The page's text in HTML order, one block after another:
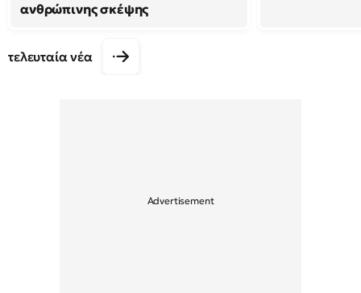
ανθρώπινης σκέψης
τελευταία νέα